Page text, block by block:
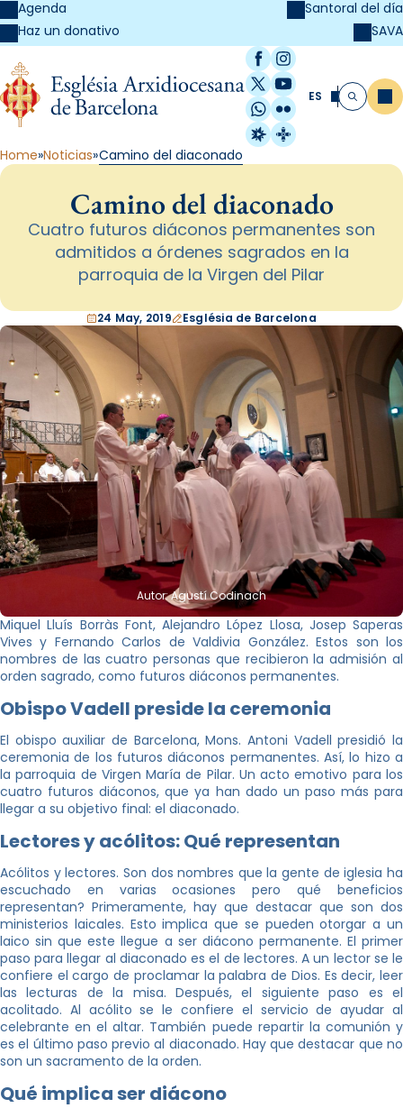
Agenda
Haz un donativo
Santoral del día
SAVA
Facebook
Instagram
X / Twitter
YouTube
WhatsApp
Flickr
Radio Estel
Catalunya
ES Buscar
Home Noticias Camino del diaconado
Camino del diaconado
Cuatro futuros diáconos permanentes son
admitidos a órdenes sagrados en la
parroquia de la Virgen del Pilar
24 May, 2019 Església de Barcelona
Autor: Agustí Codinach
Miquel Lluís Borràs Font, Alejandro López Llosa, Josep Saperas
Vives y Fernando Carlos de Valdivia González. Estos son los
nombres de las cuatro personas que recibieron la admisión al
orden sagrado, como futuros diáconos permanentes.
Obispo Vadell preside la ceremonia
El obispo auxiliar de Barcelona, Mons. Antoni Vadell presidió la
ceremonia de los futuros diáconos permanentes. Así, lo hizo a
la parroquia de Virgen María de Pilar. Un acto emotivo para los
cuatro futuros diáconos, que ya han dado un paso más para
llegar a su objetivo final: el diaconado.
Lectores y acólitos: Qué representan
Acólitos y lectores. Son dos nombres que la gente de iglesia ha
escuchado en varias ocasiones pero qué beneficios
representan? Primeramente, hay que destacar que son dos
ministerios laicales. Esto implica que se pueden otorgar a un
laico sin que este llegue a ser diácono permanente. El primer
paso para llegar al diaconado es el de lectores. A un lector se le
confiere el cargo de proclamar la palabra de Dios. Es decir, leer
las lecturas de la misa. Después, el siguiente paso es el
acolitado. Al acólito se le confiere el servicio de ayudar al
celebrante en el altar. También puede repartir la comunión y
es el último paso previo al diaconado. Hay que destacar que no
son un sacramento de la orden.
Qué implica ser diácono